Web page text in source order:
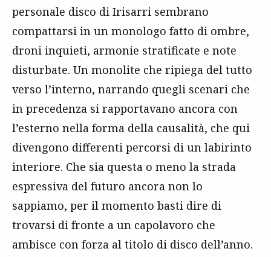
personale disco di Irisarri sembrano
compattarsi in un monologo fatto di ombre,
droni inquieti, armonie stratificate e note
disturbate. Un monolite che ripiega del tutto
verso l’interno, narrando quegli scenari che
in precedenza si rapportavano ancora con
l’esterno nella forma della causalità, che qui
divengono differenti percorsi di un labirinto
interiore. Che sia questa o meno la strada
espressiva del futuro ancora non lo
sappiamo, per il momento basti dire di
trovarsi di fronte a un capolavoro che
ambisce con forza al titolo di disco dell’anno.